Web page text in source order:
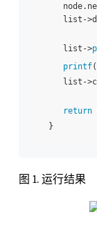
list-
list->
printf(
list-
return
图 1. 运行结果